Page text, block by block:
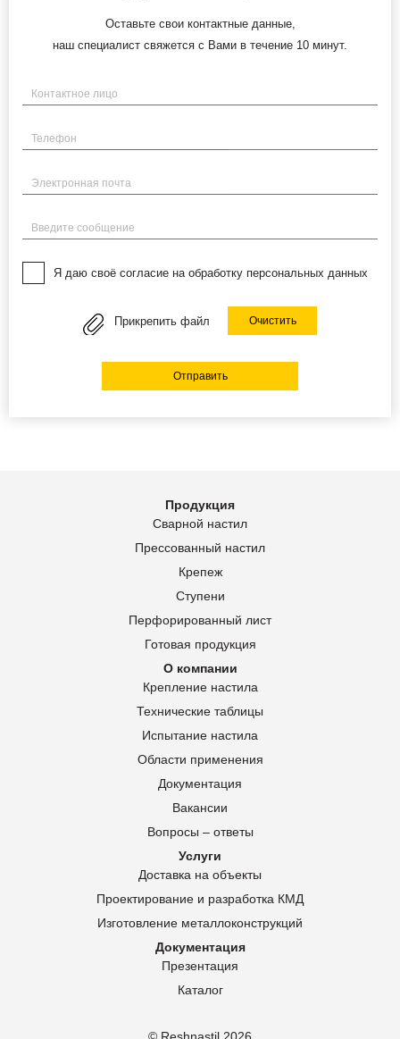
Оставьте свои контактные данные,
наш специалист свяжется с Вами в течение 10 минут.
Имя
Телефон
Электронная почта
Введите сообщение
Я даю своё согласие на обработку персональных данных
Прикрепить файл Очистить
Отправить
Продукция
Сварной настил
Прессованный настил
Крепеж
Ступени
Перфорированный лист
Готовая продукция
О компании
Крепление настила
Технические таблицы
Испытание настила
Области применения
Документация
Вакансии
Вопросы – ответы
Услуги
Доставка на объекты
Проектирование и разработка КМД
Изготовление металлоконструкций
Документация
Презентация
Каталог